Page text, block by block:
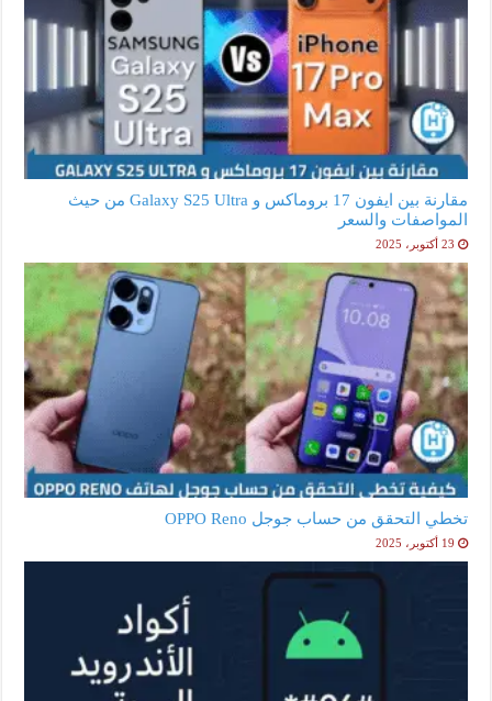
مقارنة بين ايفون 17 بروماكس و Galaxy S25 Ultra من حيث
المواصفات والسعر
23 أكتوبر، 2025
تخطي التحقق من حساب جوجل OPPO Reno
19 أكتوبر، 2025